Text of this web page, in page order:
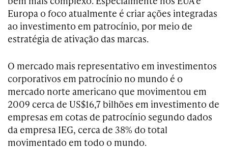
Europa o foco atualmente é criar ações integradas
ao investimento em patrocínio, por meio de
estratégia de ativação das marcas.
O mercado mais representativo em investimentos
corporativos em patrocínio no mundo é o
mercado norte americano que movimentou em
2009 cerca de US$16,7 bilhões em investimento de
empresas em cotas de patrocínio segundo dados
da empresa IEG, cerca de 38% do total
movimentado em todo o mundo.